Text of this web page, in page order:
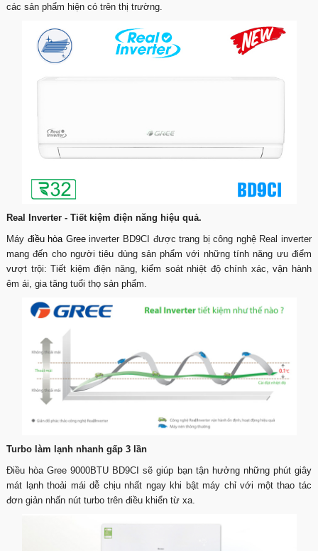
các sản phẩm hiện có trên thị trường.
Real Inverter - Tiết kiệm điện năng hiệu quả.
Máy điều hòa Gree inverter BD9CI được trang bị công nghệ Real inverter
mang đến cho người tiêu dùng sản phẩm với những tính năng ưu điểm
vượt trội: Tiết kiệm điện năng, kiểm soát nhiệt độ chính xác, vận hành
êm ái, gia tăng tuổi thọ sản phẩm.
Turbo làm lạnh nhanh gấp 3 lần
Điều hòa Gree 9000BTU BD9CI sẽ giúp bạn tận hưởng những phút giây
mát lạnh thoải mái dễ chịu nhất ngay khi bật máy chỉ với một thao tác
đơn giản nhấn nút turbo trên điều khiển từ xa.